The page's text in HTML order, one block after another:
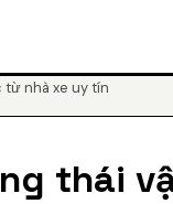
nhà xe uy tín
thái